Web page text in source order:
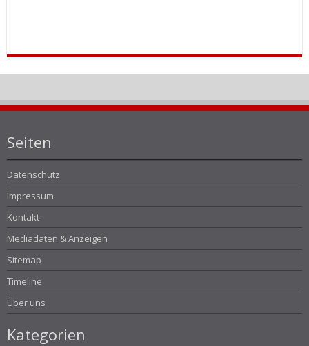
Seiten
Datenschutz
Impressum
Kontakt
Mediadaten & Anzeigen
Sitemap
Timeline
Über uns
Kategorien